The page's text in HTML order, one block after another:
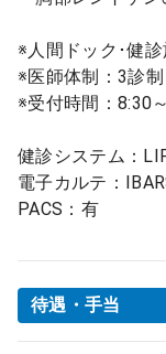
※人間ドック･健
※医師体制：3診制
※受付時間：8:30
健診システム：
電子カルテ：
PACS：有
待遇・手当